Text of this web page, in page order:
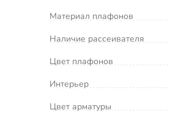
Материал плафонов
Наличие рассеивателя
Цвет плафонов
Интерьер
Цвет арматуры